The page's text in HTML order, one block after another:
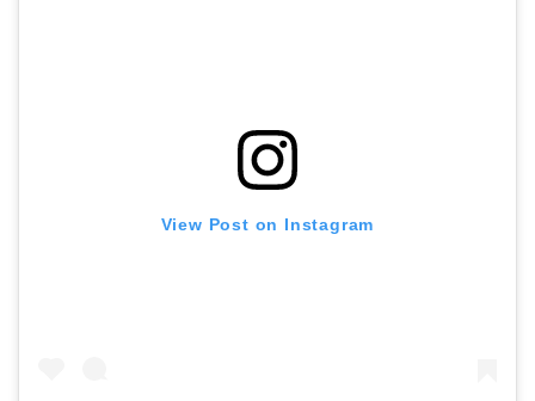
View Post on Instagram